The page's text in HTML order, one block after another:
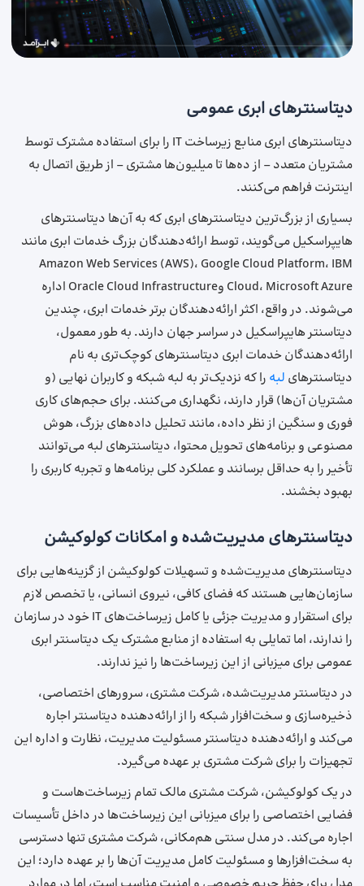
دیتاسنترهای ابری عمومی
دیتاسنترهای ابری منابع زیرساخت IT را برای استفاده مشترک توسط
مشتریان متعدد – از ده‌ها تا میلیون‌ها مشتری – از طریق اتصال به
اینترنت فراهم می‌کنند.
بسیاری از بزرگ‌ترین دیتاسنترهای ابری که به آن‌ها دیتاسنترهای
هایپراسکیل می‌گویند، توسط ارائه‌دهندگان بزرگ خدمات ابری مانند
Amazon Web Services (AWS)، Google Cloud Platform، IBM
Cloud، Microsoft Azure وOracle Cloud Infrastructure اداره
می‌شوند. در واقع، اکثر ارائه‌دهندگان برتر خدمات ابری، چندین
دیتاسنتر هایپراسکیل در سراسر جهان دارند. به‌ طور معمول،
ارائه‌دهندگان خدمات ابری دیتاسنترهای کوچک‌تری به نام
دیتاسنترهای لبه را که نزدیک‌تر به لبه شبکه و کاربران نهایی (و
مشتریان آن‌ها) قرار دارند، نگهداری می‌کنند. برای حجم‌های کاری
فوری و سنگین از نظر داده، مانند تحلیل داده‌های بزرگ، هوش
مصنوعی و برنامه‌های تحویل محتوا، دیتاسنترهای لبه‌ می‌توانند
تأخیر را به حداقل برسانند و عملکرد کلی برنامه‌ها و تجربه کاربری را
بهبود بخشند.
دیتاسنترهای مدیریت‌شده و امکانات کولوکیشن
دیتاسنترهای مدیریت‌شده و تسهیلات کولوکیشن از گزینه‌هایی برای
سازمان‌هایی هستند که فضای کافی، نیروی انسانی، یا تخصص لازم
برای استقرار و مدیریت جزئی یا کامل زیرساخت‌های IT خود در سازمان
را ندارند، اما تمایلی به استفاده از منابع مشترک یک دیتاسنتر ابری
عمومی برای میزبانی از این زیرساخت‌ها را نیز ندارند.
در دیتاسنتر مدیریت‌شده، شرکت مشتری، سرورهای اختصاصی،
ذخیره‌سازی و سخت‌افزار شبکه را از ارائه‌دهنده دیتاسنتر اجاره
می‌کند و ارائه‌دهنده دیتاسنتر مسئولیت مدیریت، نظارت و اداره این
تجهیزات را برای شرکت مشتری بر عهده می‌گیرد.
در یک کولوکیشن، شرکت مشتری مالک تمام زیرساخت‌هاست و
فضایی اختصاصی را برای میزبانی این زیرساخت‌ها در داخل تأسیسات
اجاره می‌کند. در مدل سنتی هم‌مکانی، شرکت مشتری تنها دسترسی
به سخت‌افزارها و مسئولیت کامل مدیریت آن‌ها را بر عهده دارد؛ این